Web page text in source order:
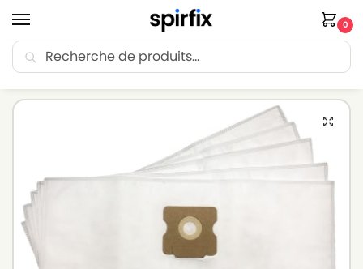
0
🚚 Livraison Point Relais offerte dès 30€ d’achat.